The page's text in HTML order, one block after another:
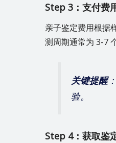
Step 3：支付费
亲子鉴定费用根据
测周期通常为 3-7
关键提醒
验。
Step 4：获取鉴